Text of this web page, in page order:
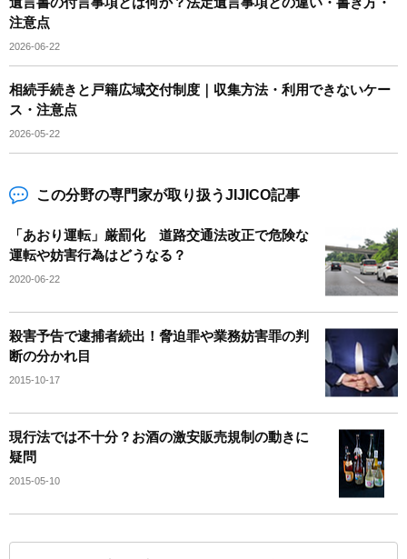
注意点
2026-06-22
相続手続きと戸籍広域交付制度｜収集方法・利用できないケー
ス・注意点
2026-05-22
この分野の専門家が取り扱うJIJICO記事
「あおり運転」厳罰化 道路交通法改正で危険な
運転や妨害行為はどうなる？
2020-06-22
殺害予告で逮捕者続出！脅迫罪や業務妨害罪の判
断の分かれ目
2015-10-17
現行法では不十分？お酒の激安販売規制の動きに
疑問
2015-05-10